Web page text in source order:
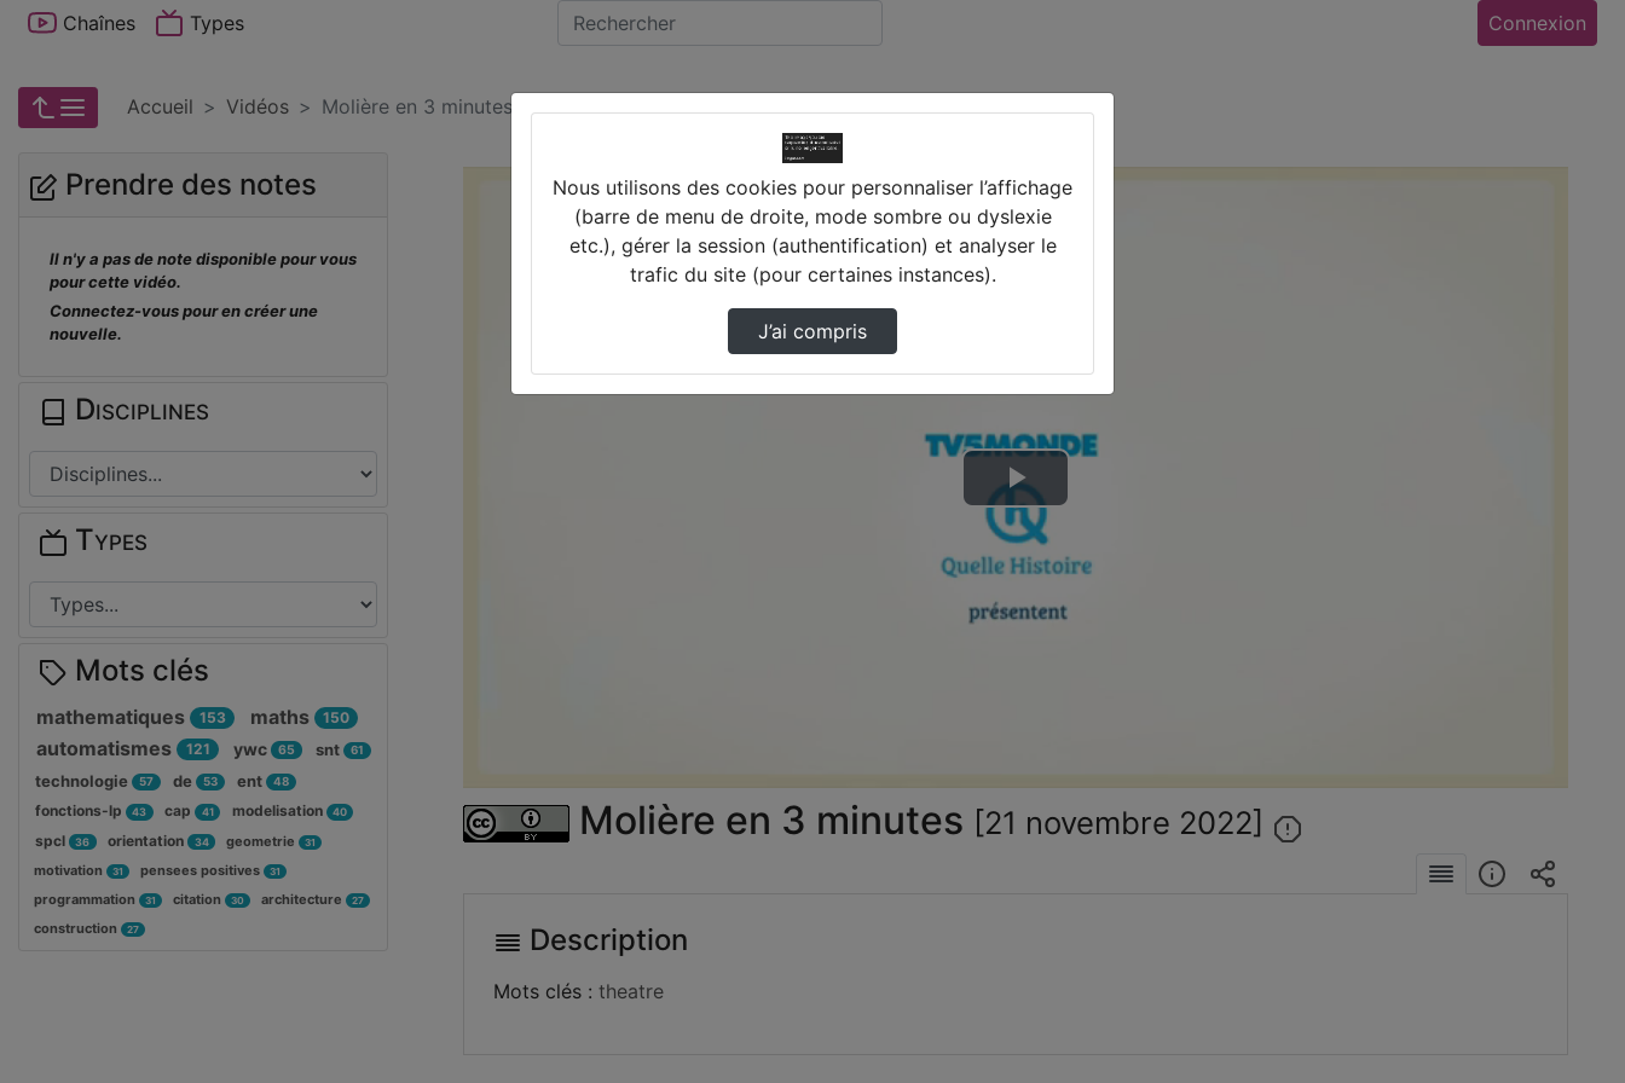
Chaînes Types Connexion
Accueil Vidéos Molière en 3 minutes
Lire
la
vidéo
Molière en 3 minutes [21 novembre 2022]
Description
Mots clés : theatre
Prendre des notes
Il n'y a pas de note disponible pour vous
pour cette vidéo.
Connectez-vous pour en créer une
nouvelle.
Disciplines
Types
Mots clés
mathematiques 153 maths 150
automatismes 121 ywc 65 snt 61
technologie 57 de 53 ent 48
fonctions-lp 43 cap 41 modelisation 40
spcl 36 orientation 34 geometrie 31
motivation 31 pensees positives 31
programmation 31 citation 30 architecture 27
construction 27
Nous utilisons des cookies pour personnaliser l’affichage
(barre de menu de droite, mode sombre ou dyslexie
etc.), gérer la session (authentification) et analyser le
trafic du site (pour certaines instances).
J’ai compris